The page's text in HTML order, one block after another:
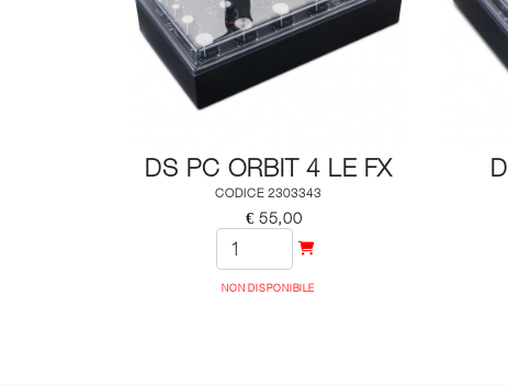
DS PC ORBIT 4 LE FX
CODICE 2303343
€ 55,00
NON DISPONIBILE